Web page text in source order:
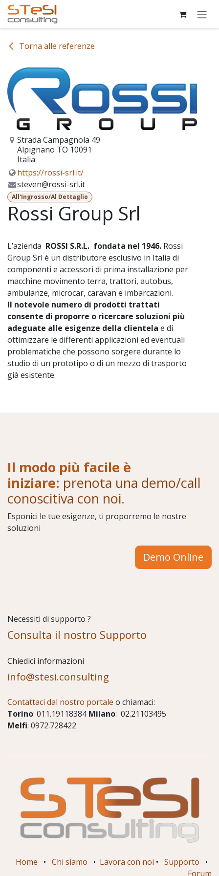
Passa al contenuto
Torna alle referenze
Strada Campagnola 49
Alpignano TO 10091
Italia
https://rossi-srl.it/
steven@rossi-srl.it
All'Ingrosso/Al Dettaglio
Rossi Group Srl
L’azienda ROSSI S.R.L. fondata nel 1946. Rossi
Group Srl è un distributore esclusivo in Italia di
componenti e accessori di prima installazione per
macchine movimento terra, trattori, autobus,
ambulanze, microcar, caravan e imbarcazioni.
Il notevole numero di prodotti trattati
consente di proporre o ricercare soluzioni più
adeguate alle esigenze della clientela e di
ottimizzare le differenti applicazioni ed eventuali
problematiche che possono sorgere durante lo
studio di un prototipo o di un mezzo di trasporto
già esistente.
Il modo più facile è
iniziare: prenota una demo/call
conoscitiva con noi.
Esponici le tue esigenze, ti proporremo le nostre
soluzioni
Demo Online
Necessiti di supporto ?
Consulta il nostro Supporto
Chiedici informazioni
info@stesi.consulting
Contattaci dal nostro portale o chiamaci:
Torino: 011.19118384Milano: 02.21103495
Melfi: 0972.728422
Home • Chi siamo • Lavora con noi • Supporto
•
Forum